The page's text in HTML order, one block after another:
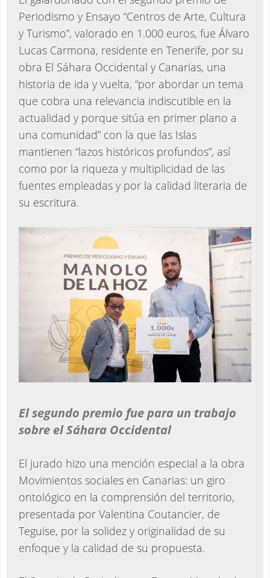
Periodismo y Ensayo “Centros de Arte, Cultura
y Turismo”, valorado en 1.000 euros, fue Álvaro
Lucas Carmona, residente en Tenerife, por su
obra El Sáhara Occidental y Canarias, una
historia de ida y vuelta, “por abordar un tema
que cobra una relevancia indiscutible en la
actualidad y porque sitúa en primer plano a
una comunidad” con la que las Islas
mantienen “lazos históricos profundos”, así
como por la riqueza y multiplicidad de las
fuentes empleadas y por la calidad literaria de
su escritura.
El segundo premio fue para un trabajo
sobre el Sáhara Occidental
El jurado hizo una mención especial a la obra
Movimientos sociales en Canarias: un giro
ontológico en la comprensión del territorio,
presentada por Valentina Coutancier, de
Teguise, por la solidez y originalidad de su
enfoque y la calidad de su propuesta.